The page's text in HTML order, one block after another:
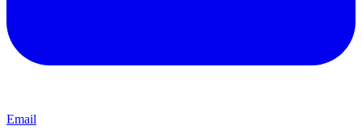
Email